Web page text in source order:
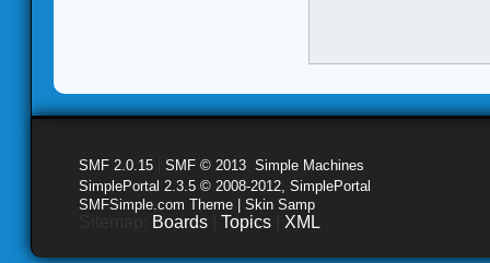
SMF 2.0.15 SMF © 2013 Simple Machines
SimplePortal 2.3.5 © 2008-2012, SimplePortal
SMFSimple.com Theme | Skin Samp
Boards Topics XML